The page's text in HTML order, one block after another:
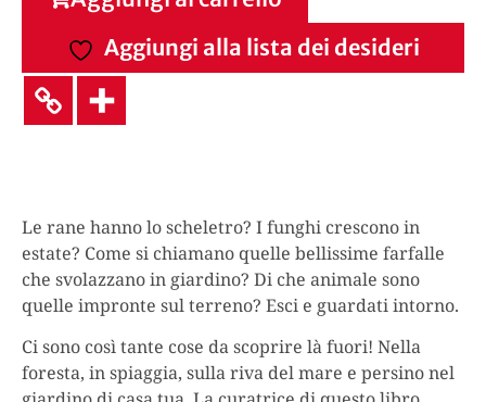
Aggiungi alla lista dei desideri
Le rane hanno lo scheletro? I funghi crescono in
estate? Come si chiamano quelle bellissime farfalle
che svolazzano in giardino? Di che animale sono
quelle impronte sul terreno? Esci e guardati intorno.
Ci sono così tante cose da scoprire là fuori! Nella
foresta, in spiaggia, sulla riva del mare e persino nel